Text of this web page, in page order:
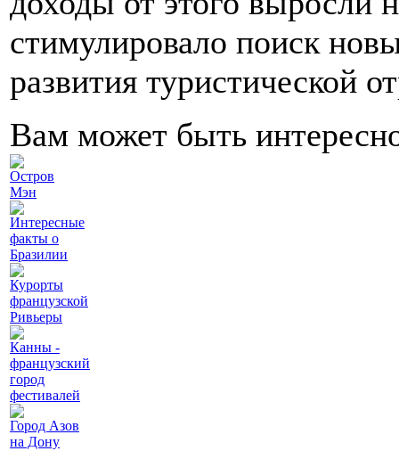
стимулировало поиск
развития туристической
Вам может быть
Остров
Мэн
Интересные
факты о
Бразилии
Курорты
французской
Ривьеры
Канны -
французский
город
фестивалей
Город Азов
на Дону